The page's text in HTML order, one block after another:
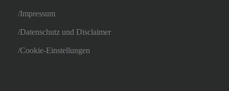
Impressum
Datenschutz und Disclaimer
Cookie-Einstellungen